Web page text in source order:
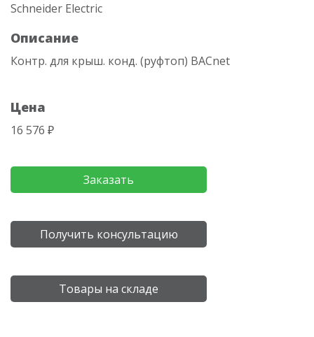
Schneider Electric
Описание
Контр. для крыш. конд. (руфтоп) BACnet
Цена
16 576 ₽
Заказать
Получить консультацию
Товары на складе